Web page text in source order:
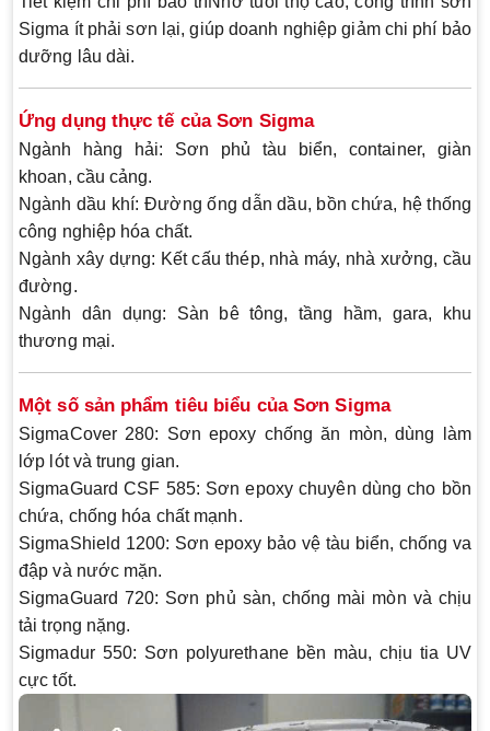
Sigma ít phải sơn lại, giúp doanh nghiệp giảm chi phí bảo
dưỡng lâu dài.
Ứng dụng thực tế của Sơn Sigma
Ngành hàng hải: Sơn phủ tàu biển, container, giàn
khoan, cầu cảng.
Ngành dầu khí: Đường ống dẫn dầu, bồn chứa, hệ thống
công nghiệp hóa chất.
Ngành xây dựng: Kết cấu thép, nhà máy, nhà xưởng, cầu
đường.
Ngành dân dụng: Sàn bê tông, tầng hầm, gara, khu
thương mại.
Một số sản phẩm tiêu biểu của Sơn Sigma
SigmaCover 280: Sơn epoxy chống ăn mòn, dùng làm
lớp lót và trung gian.
SigmaGuard CSF 585: Sơn epoxy chuyên dùng cho bồn
chứa, chống hóa chất mạnh.
SigmaShield 1200: Sơn epoxy bảo vệ tàu biển, chống va
đập và nước mặn.
SigmaGuard 720: Sơn phủ sàn, chống mài mòn và chịu
tải trọng nặng.
Sigmadur 550: Sơn polyurethane bền màu, chịu tia UV
cực tốt.